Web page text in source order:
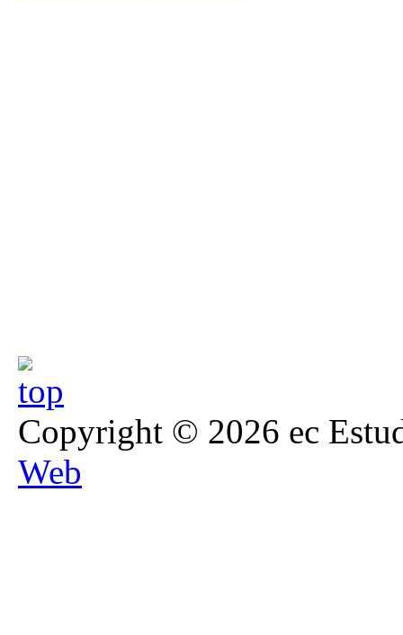
Copyright © 2026 ec
Web